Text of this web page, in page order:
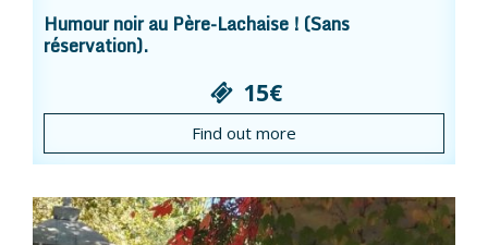
Humour noir au Père-Lachaise ! (Sans
réservation).
15€
Find out more